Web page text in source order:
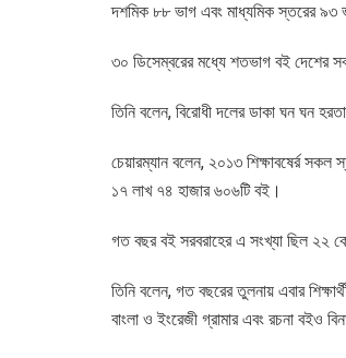
দশমিক ৮৮ ভাগ এবং মাধ্যমিক স্তরের ৯৩
৩০ ডিসেম্বরের মধ্যে শতভাগ বই দেশের
তিনি বলেন, বিরোধী দলের ডাকা ঘন ঘন
চেয়ারম্যান বলেন, ২০১৩ শিক্ষাবষের্র
১৭ লাখ ৭৪ হাজার ৬০৬টি বই।
গত বছর বই সরবরাহের এ সংখ্যা ছিল ২২
তিনি বলেন, গত বছরের তুলনায় এবার
বাংলা ও ইংরেজী গ্রামার এবং রচনা বইও